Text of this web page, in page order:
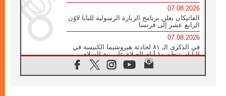
07.08.2026
الفاتيكان يعلن برنامج الزيارة الرسولية للبابا لاوُن
الرابع عشر إلى فرنسا
07.08.2026
في الذكرى الـ ٨١ لحادثة هيروشيما الكنيسة في
اليابان تنظم ١٠ أيام للصلاة على نية السلام
الكنيسة في الأوروغواي: زيارة البابا ستعزز